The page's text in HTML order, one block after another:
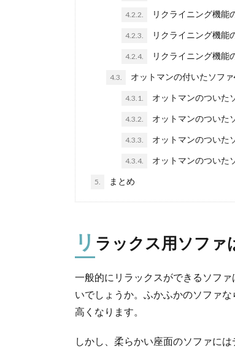
4.2.2. リクライニング機
4.2.3. リクライニング機
4.2.4. リクライニング機
4.3. オットマンの付いたソフ
4.3.1. オットマンのついた
4.3.2. オットマンのついた
4.3.3. オットマンのついた
4.3.4. オットマンのついた
5. まとめ
リ ラックス用ソファ
一般的にリラックスができるソフ
いでしょうか。ふかふかのソファ
高くなります。
しかし、柔らかい座面のソファに